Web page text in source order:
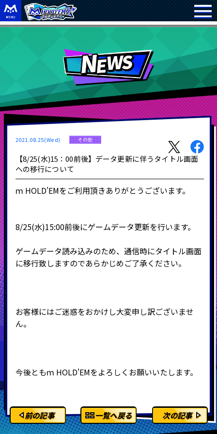
2021.08.25(Wed) その他
【8/25(水)15：00前後】データ更新に伴うタイトル画面
への移行について
ｍ HOLD'EMをご利用頂きありがとうございます。
8/25(水)15:00前後にゲームデータ更新を行います。
ゲームデータ読み込みのため、通信時にタイトル画面
に移行致しますのであらかじめご了承ください。
お客様にはご迷惑をおかけし大変申し訳ございませ
ん。
今後ともｍ HOLD'EMをよろしくお願いいたします。
前の記事 一覧へ戻る 次の記事